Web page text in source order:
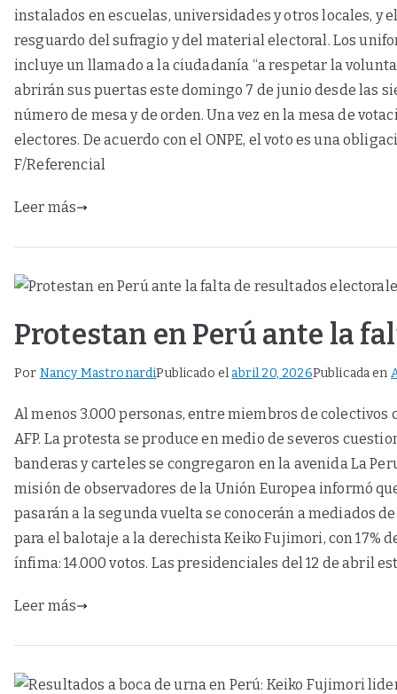
instalados en escuelas, universidades y otros locales,
resguardo del sufragio y del material electoral. Los
incluye un llamado a la ciudadanía “a respetar la
abrirán sus puertas este domingo 7 de junio desde las
número de mesa y de orden. Una vez en la mesa de
electores. De acuerdo con el ONPE, el voto es una
F/Referencial
Leer más
Protestan en Perú ante la
Por Nancy MastronardiPublicado elabril 20, 2026Publicada en
Al menos 3.000 personas, entre miembros de
AFP. La protesta se produce en medio de severos
banderas y carteles se congregaron en la avenida La
misión de observadores de la Unión Europea informó
pasarán a la segunda vuelta se conocerán a mediados
para el balotaje a la derechista Keiko Fujimori, con 17%
ínfima: 14.000 votos. Las presidenciales del 12 de abril
Leer más